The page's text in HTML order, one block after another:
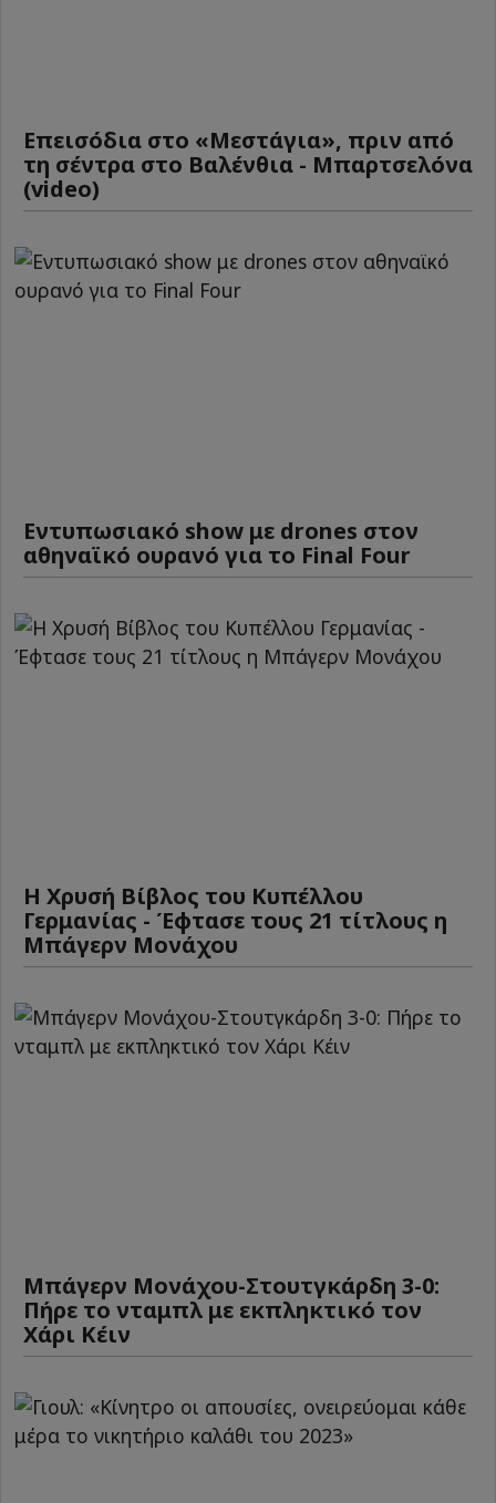
Επεισόδια στο «Μεστάγια», πριν από
τη σέντρα στο Βαλένθια - Μπαρτσελόνα
(video)
Εντυπωσιακό show με drones στον
αθηναϊκό ουρανό για το Final Four
Η Χρυσή Βίβλος του Κυπέλλου
Γερμανίας - Έφτασε τους 21 τίτλους η
Μπάγερν Μονάχου
Μπάγερν Μονάχου-Στουτγκάρδη 3-0:
Πήρε το νταμπλ με εκπληκτικό τον
Χάρι Κέιν